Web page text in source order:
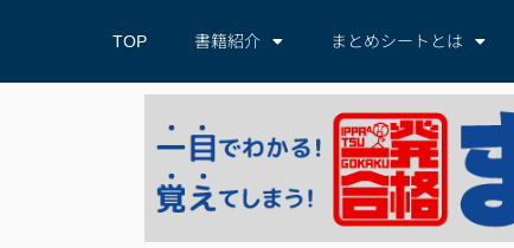
TOP 書籍紹介 まとめシートとは